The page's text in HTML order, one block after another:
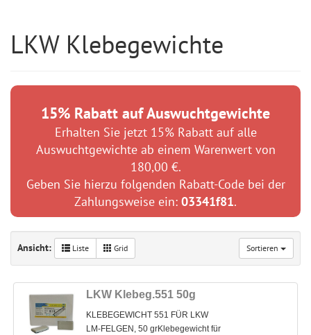
LKW Klebegewichte
15% Rabatt auf Auswuchtgewichte
Erhalten Sie jetzt 15% Rabatt auf alle
Auswuchtgewichte ab einem Warenwert von
180,00 €.
Geben Sie hierzu folgenden Rabatt-Code bei der
Zahlungsweise ein: 03341f81.
Ansicht: Liste Grid Sortieren
LKW Klebeg.551 50g
KLEBEGEWICHT 551 FÜR LKW
LM-FELGEN, 50 grKlebegewicht für